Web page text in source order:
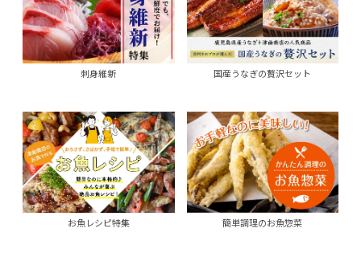
刺身維新 国産うなぎの贅沢セット
お魚レシピ特集 簡単調理のお魚惣菜